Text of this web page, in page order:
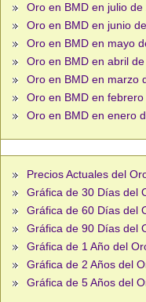
Oro en BMD en julio de
Oro en BMD en junio
Oro en BMD en mayo
Oro en BMD en abril
Oro en BMD en marzo
Oro en BMD en
Oro en BMD en enero
Precios Actuales del
Gráfica de 30 Días del
Gráfica de 60 Días del
Gráfica de 90 Días del
Gráfica de 1 Año del
Gráfica de 2 Años del
Gráfica de 5 Años del